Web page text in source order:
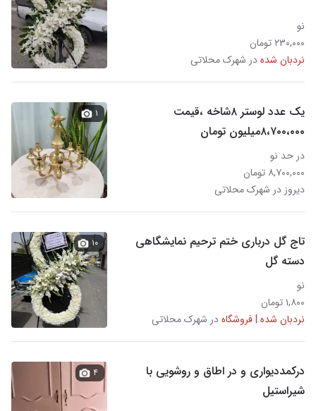
نو
۲۳۰,۰۰۰ تومان
نردبان شدهدر شهرک محلاتی
یک عدد لوستر ۸شاخه ،قیمت
۸،۷۰۰،۰۰۰میلیون تومان
در حد نو
۸,۷۰۰,۰۰۰ تومان
دیروز در شهرک محلاتی
۱
تاج گل درباری ختم ترحیم نمایشگاهی
دسته گل
نو
۱,۸۰۰ تومان
نردبان شده | فروشگاهدر شهرک محلاتی
۱۰
درکمددیواری و در اطاق و روشویی با
شیراستیل
۴